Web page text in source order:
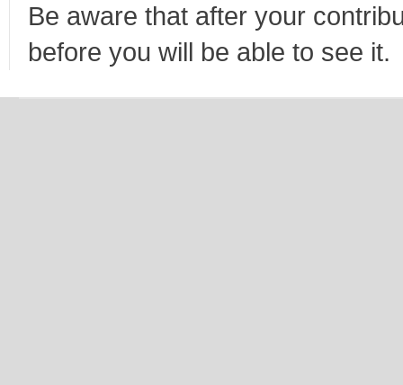
Be aware that after your
before you will be able to see it.